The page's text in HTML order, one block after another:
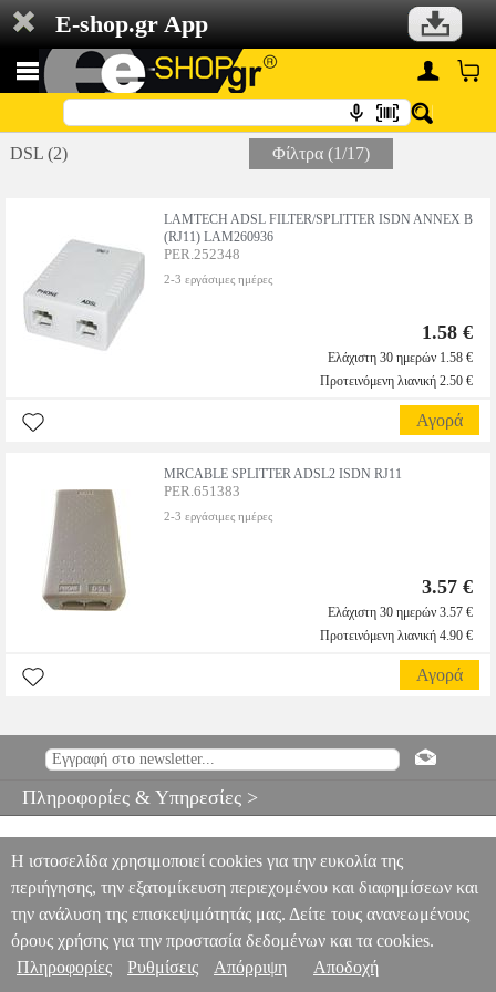
E-shop.gr App
DSL (2) Φίλτρα (1/17)
LAMTECH ADSL FILTER/SPLITTER ISDN ANNEX B
(RJ11) LAM260936
PER.252348
2-3 εργάσιμες ημέρες
1.58 €
Ελάχιστη 30 ημερών 1.58 €
Προτεινόμενη λιανική 2.50 €
Αγορά
MRCABLE SPLITTER ADSL2 ISDN RJ11
PER.651383
2-3 εργάσιμες ημέρες
3.57 €
Ελάχιστη 30 ημερών 3.57 €
Προτεινόμενη λιανική 4.90 €
Αγορά
Πληροφορίες & Υπηρεσίες >
Η ιστοσελίδα χρησιμοποιεί cookies για την ευκολία της
περιήγησης, την εξατομίκευση περιεχομένου και διαφημίσεων και
την ανάλυση της επισκεψιμότητάς μας. Δείτε τους ανανεωμένους
όρους χρήσης για την προστασία δεδομένων και τα cookies.
Πληροφορίες
Ρυθμίσεις Απόρριψη Αποδοχή